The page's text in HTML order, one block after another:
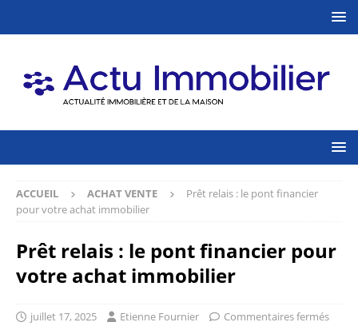
ACCUEIL ACHAT VENTE
Prêt relais : le pont financier
pour votre achat immobilier
Prêt relais : le pont financier pour
votre achat immobilier
juillet 17, 2025 Etienne Fournier Commentaires fermés